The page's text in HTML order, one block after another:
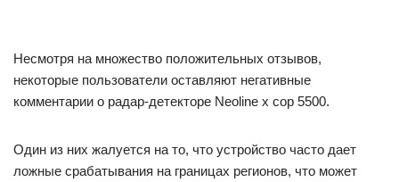
Несмотря на множество положительных отзывов,
некоторые пользователи оставляют негативные
комментарии о радар-детекторе Neoline x cop 5500.
Один из них жалуется на то, что устройство часто дает
ложные срабатывания на границах регионов, что может